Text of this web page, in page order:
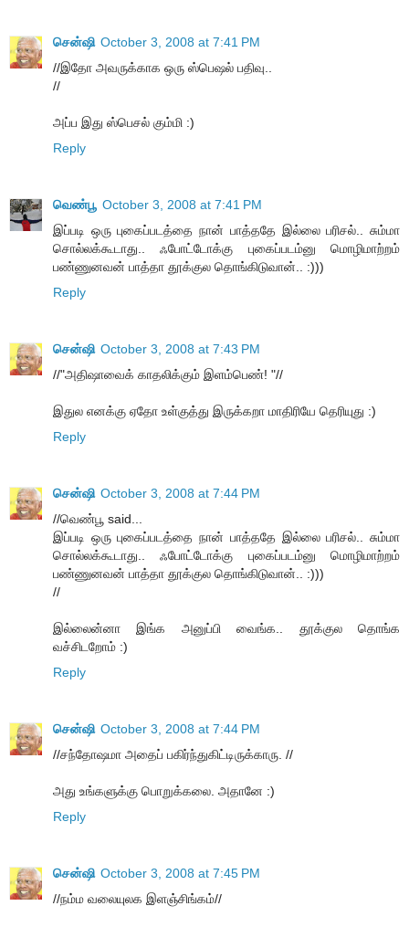
சென்ஷி October 3, 2008 at 7:41 PM
//இதோ அவருக்காக ஒரு ஸ்பெஷல் பதிவு..
//
அப்ப இது ஸ்பெசல் கும்மி :)
Reply
வெண்பூ October 3, 2008 at 7:41 PM
இப்படி ஒரு புகைப்படத்தை நான் பாத்ததே இல்லை பரிசல்.. சும்மா
சொல்லக்கூடாது.. ஃபோட்டோக்கு புகைப்படம்னு மொழிமாற்றம்
பண்ணுனவன் பாத்தா தூக்குல தொங்கிடுவான்.. :)))
Reply
சென்ஷி October 3, 2008 at 7:43 PM
//"அதிஷாவைக் காதலிக்கும் இளம்பெண்! "//
இதுல எனக்கு ஏதோ உள்குத்து இருக்கறா மாதிரியே தெரியுது :)
Reply
சென்ஷி October 3, 2008 at 7:44 PM
//வெண்பூ said...
இப்படி ஒரு புகைப்படத்தை நான் பாத்ததே இல்லை பரிசல்.. சும்மா
சொல்லக்கூடாது.. ஃபோட்டோக்கு புகைப்படம்னு மொழிமாற்றம்
பண்ணுனவன் பாத்தா தூக்குல தொங்கிடுவான்.. :)))
//
இல்லைன்னா இங்க அனுப்பி வைங்க.. தூக்குல தொங்க
வச்சிடறோம் :)
Reply
சென்ஷி October 3, 2008 at 7:44 PM
//சந்தோஷமா அதைப் பகிர்ந்துகிட்டிருக்காரு. //
அது உங்களுக்கு பொறுக்கலை. அதானே :)
Reply
சென்ஷி October 3, 2008 at 7:45 PM
//நம்ம வலையுலக இளஞ்சிங்கம்//